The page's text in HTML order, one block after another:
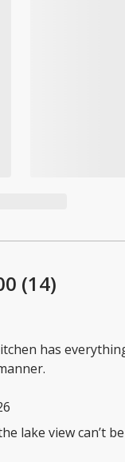
(14)
has
lake view can’t